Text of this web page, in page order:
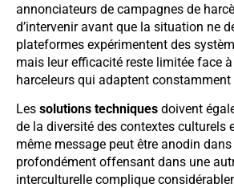
annonciateurs de campagnes de
d’intervenir avant que la situation ne
plateformes expérimentent des
mais leur efficacité reste limitée face à
harceleurs qui adaptent constamment
Les solutions techniques doivent
de la diversité des contextes culturels
même message peut être anodin
profondément offensant dans une
interculturelle complique